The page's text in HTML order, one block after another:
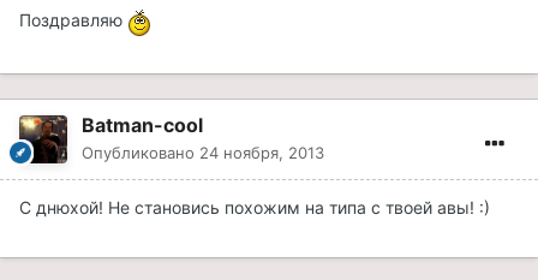
Поздравляю
Batman-cool
Опубликовано 24 ноября, 2013
С днюхой! Не становись похожим на типа с твоей авы! :)